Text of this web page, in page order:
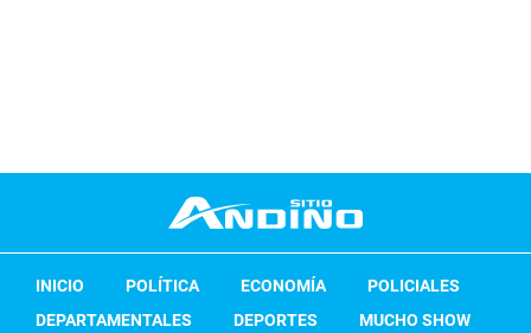
INICIO POLÍTICA ECONOMÍA
POLICIALES
DEPARTAMENTALES
DEPORTES MUCHO SHOW